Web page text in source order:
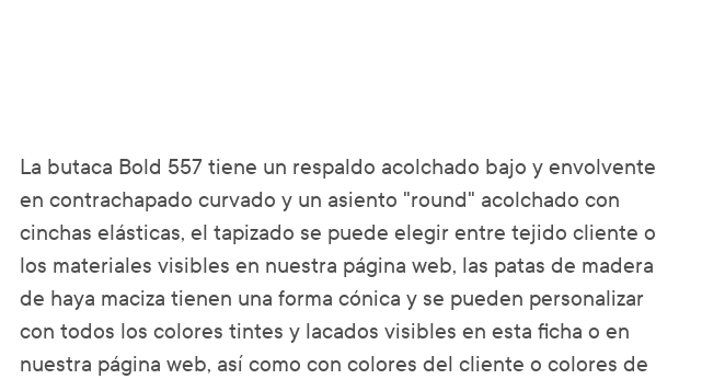
La butaca Bold 557 tiene un respaldo acolchado bajo y envolvente
en contrachapado curvado y un asiento "round" acolchado con
cinchas elásticas, el tapizado se puede elegir entre tejido cliente o
los materiales visibles en nuestra página web, las patas de madera
de haya maciza tienen una forma cónica y se pueden personalizar
con todos los colores tintes y lacados visibles en esta ficha o en
nuestra página web, así como con colores del cliente o colores de